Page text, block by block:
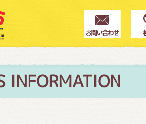
INFORMATION